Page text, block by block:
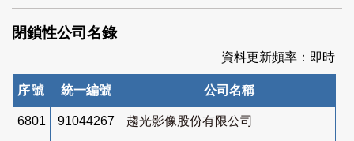
索
閉鎖性公司名錄
資料更新頻率：即時
序號 統一編號 公司名稱
6801 91044267 趨光影像股份有限公司